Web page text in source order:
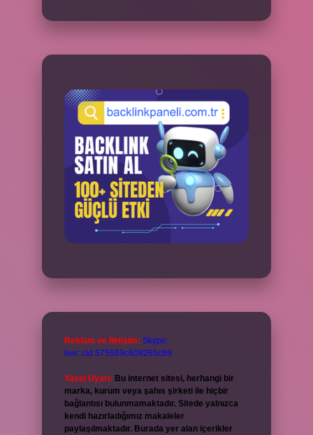
Reklam ve İletişim: Skype:
live:.cid.575569c608265c69
Yasal Uyarı: Bu internet sitesi, herhangi bir
marka, kurum veya şahıs şirketi ile hiçbir
bağlantısı bulunmamaktadır. Sitede yalnızca
kendi hazırladığımız makaleler
paylaşılmaktadır. Burada yer alan içerikler